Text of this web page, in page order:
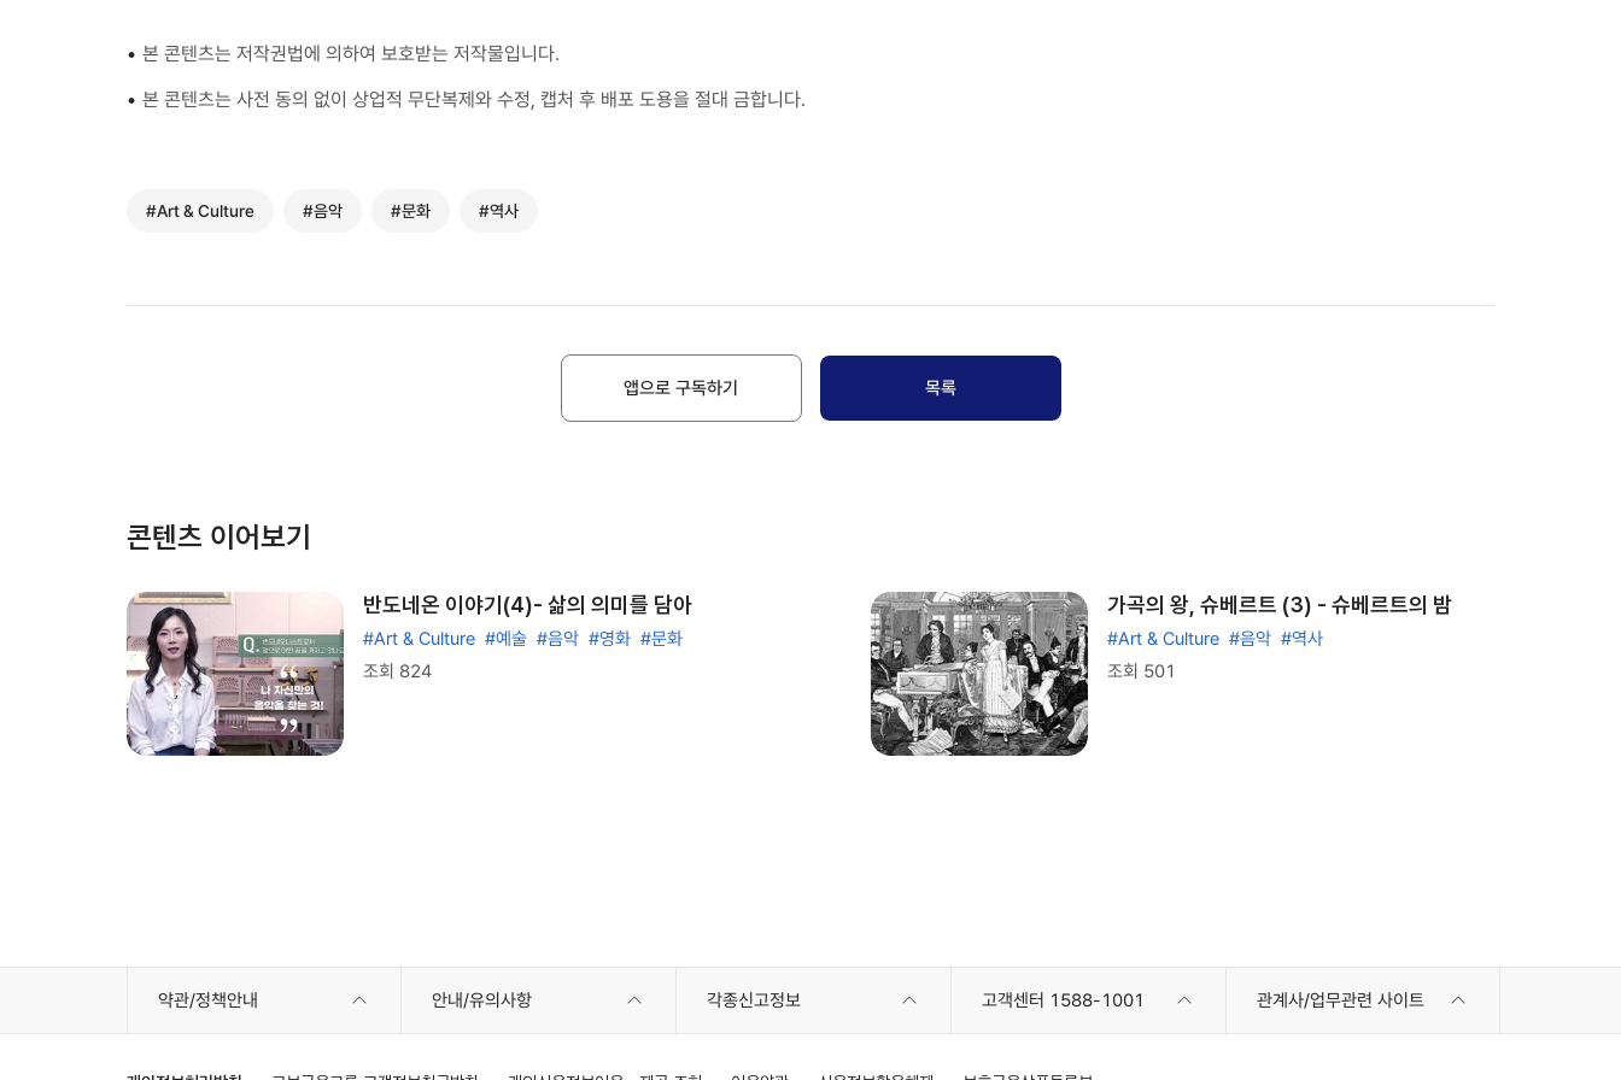
• 본 콘텐츠는 저작권법에 의하여 보호받는 저작물입니다.
• 본 콘텐츠는 사전 동의 없이 상업적 무단복제와 수정, 캡처 후 배포 도용을 절대 금합니다.
#Art & Culture #음악 #문화 #역사
앱으로 구독하기 목록
콘텐츠 이어보기
반도네온 이야기(4)- 삶의 의미를 담아
#Art & Culture #예술 #음악 #영화 #문화
조회 824
가곡의 왕, 슈베르트 (3) - 슈베르트의 밤
#Art & Culture #음악 #역사
조회 501
약관/정책안내 안내/유의사항 각종신고정보 고객센터 1588-1001 관계사/업무관련 사이트